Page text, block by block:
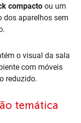
compacto ou um
aparelhos sem
o visual da sala
com móveis
reduzido.
temática